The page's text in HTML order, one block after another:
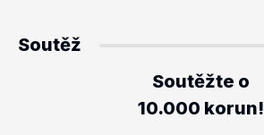
Soutěž
Soutěžte o
10.000 korun!